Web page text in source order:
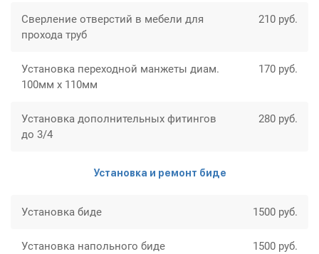
Сверление отверстий в мебели для
прохода труб
210 руб.
Установка переходной манжеты диам.
100мм х 110мм
170 руб.
Установка дополнительных фитингов
до 3/4
280 руб.
Установка и ремонт биде
Установка биде 1500 руб.
Установка напольного биде 1500 руб.